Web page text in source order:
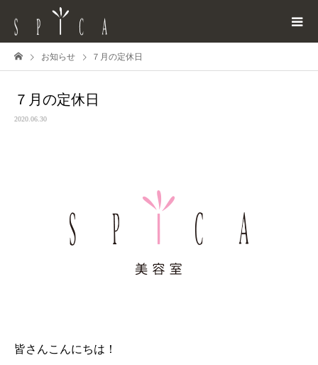
お知らせ ７月の定休日
７月の定休日
2020.06.30
皆さんこんにちは！